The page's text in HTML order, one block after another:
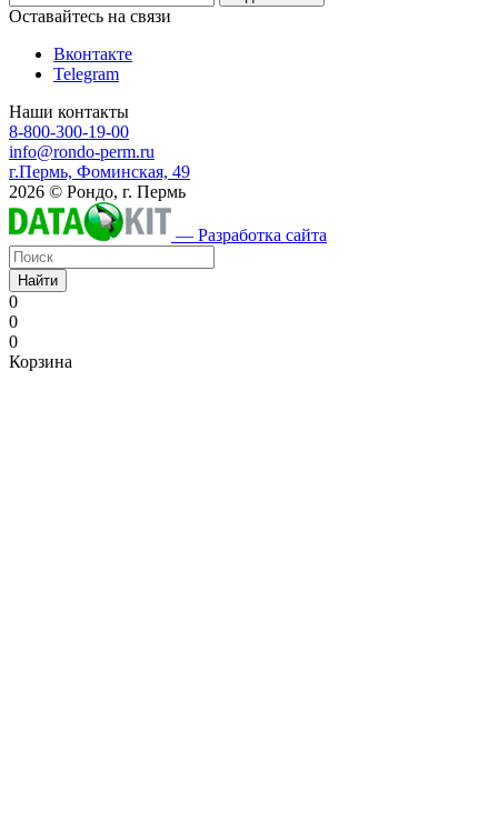
Оставайтесь на связи
Вконтакте
Telegram
Наши контакты
8-800-300-19-00
info@rondo-perm.ru
г.Пермь, Фоминская, 49
2026 © Рондо, г. Пермь
— Разработка сайта
Найти
0
0
0
Корзина